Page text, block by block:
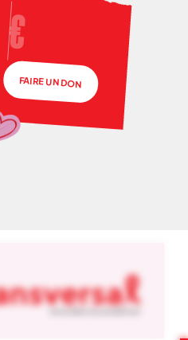
FAIRE UN DON